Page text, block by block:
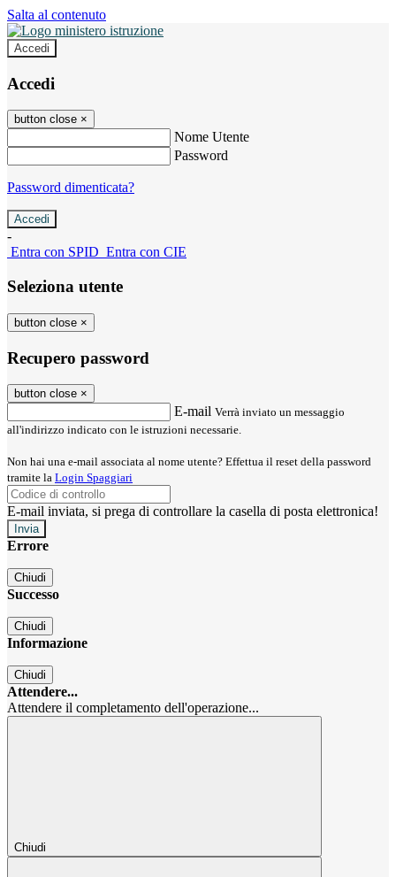
Salta al contenuto
Accedi
Accedi
button close ×
Nome Utente
Password
Password dimenticata?
-
Entra con SPID Entra con CIE
Seleziona utente
button close ×
Recupero password
button close ×
E-mail Verrà inviato un messaggio
all'indirizzo indicato con le istruzioni necessarie.
Non hai una e-mail associata al nome utente? Effettua il reset della password
tramite la Login Spaggiari
E-mail inviata, si prega di controllare la casella di posta elettronica!
Errore
Chiudi
Successo
Chiudi
Informazione
Chiudi
Attendere...
Attendere il completamento dell'operazione...
Chiudi